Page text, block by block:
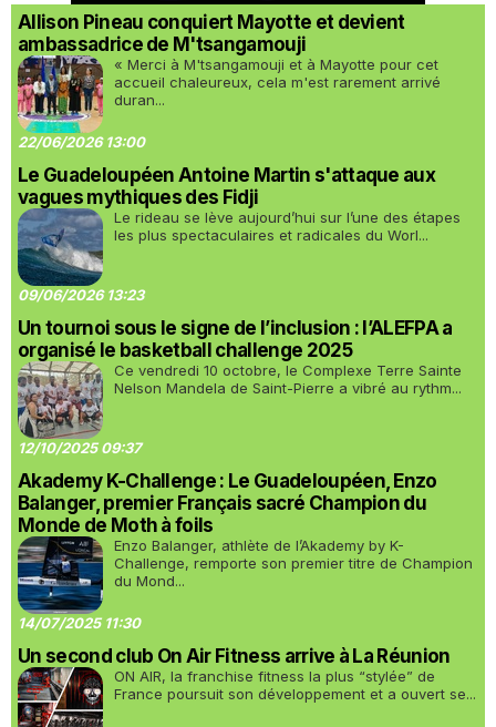
Allison Pineau conquiert Mayotte et devient
ambassadrice de M'tsangamouji
« Merci à M'tsangamouji et à Mayotte pour cet
accueil chaleureux, cela m'est rarement arrivé
duran...
22/06/2026 13:00
Le Guadeloupéen Antoine Martin s'attaque aux
vagues mythiques des Fidji
Le rideau se lève aujourd’hui sur l’une des étapes
les plus spectaculaires et radicales du Worl...
09/06/2026 13:23
Un tournoi sous le signe de l’inclusion : l’ALEFPA a
organisé le basketball challenge 2025
Ce vendredi 10 octobre, le Complexe Terre Sainte
Nelson Mandela de Saint-Pierre a vibré au rythm...
12/10/2025 09:37
Akademy K-Challenge : Le Guadeloupéen, Enzo
Balanger, premier Français sacré Champion du
Monde de Moth à foils
Enzo Balanger, athlète de l’Akademy by K-
Challenge, remporte son premier titre de Champion
du Mond...
14/07/2025 11:30
Un second club On Air Fitness arrive à La Réunion
ON AIR, la franchise fitness la plus “stylée” de
France poursuit son développement et a ouvert se...